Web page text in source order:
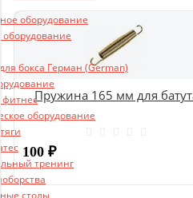
оборудование
бокса Герман (German)
фитнес
оборудование
тренинг
столы
Пружина 165 мм для
100 ₽